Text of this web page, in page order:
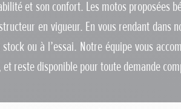
et son confort. Les motos proposées
en vigueur. En vous rendant dans
ou à l’essai. Notre équipe vous
reste disponible pour toute demande